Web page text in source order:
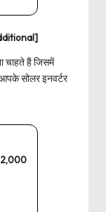
चाहते हैं जिसमें
सोलर इनवर्टर